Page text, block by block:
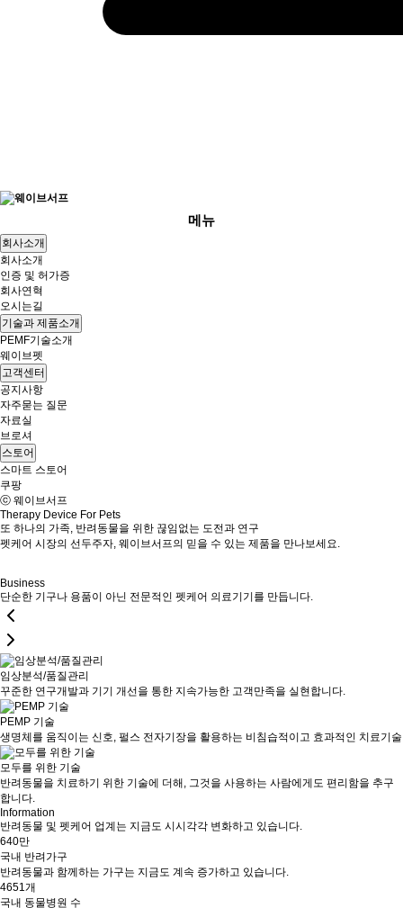
메뉴
회사소개
회사소개
인증 및 허가증
회사연혁
오시는길
기술과 제품소개
PEMF기술소개
웨이브펫
고객센터
공지사항
자주묻는 질문
자료실
브로셔
스토어
스마트 스토어
쿠팡
ⓒ 웨이브서프
Therapy Device For Pets
또 하나의 가족, 반려동물을 위한 끊임없는 도전과 연구
펫케어 시장의 선두주자, 웨이브서프의 믿을 수 있는 제품을 만나보세요.
Business
단순한 기구나 용품이 아닌 전문적인 펫케어 의료기기를 만듭니다.
임상분석/품질관리
꾸준한 연구개발과 기기 개선을 통한 지속가능한 고객만족을 실현합니다.
PEMP 기술
생명체를 움직이는 신호, 펄스 전자기장을 활용하는 비침습적이고 효과적인 치료기술
모두를 위한 기술
반려동물을 치료하기 위한 기술에 더해, 그것을 사용하는 사람에게도 편리함을 추구
합니다.
Information
반려동물 및 펫케어 업계는 지금도 시시각각 변화하고 있습니다.
640만
국내 반려가구
반려동물과 함께하는 가구는 지금도 계속 증가하고 있습니다.
4651개
국내 동물병원 수